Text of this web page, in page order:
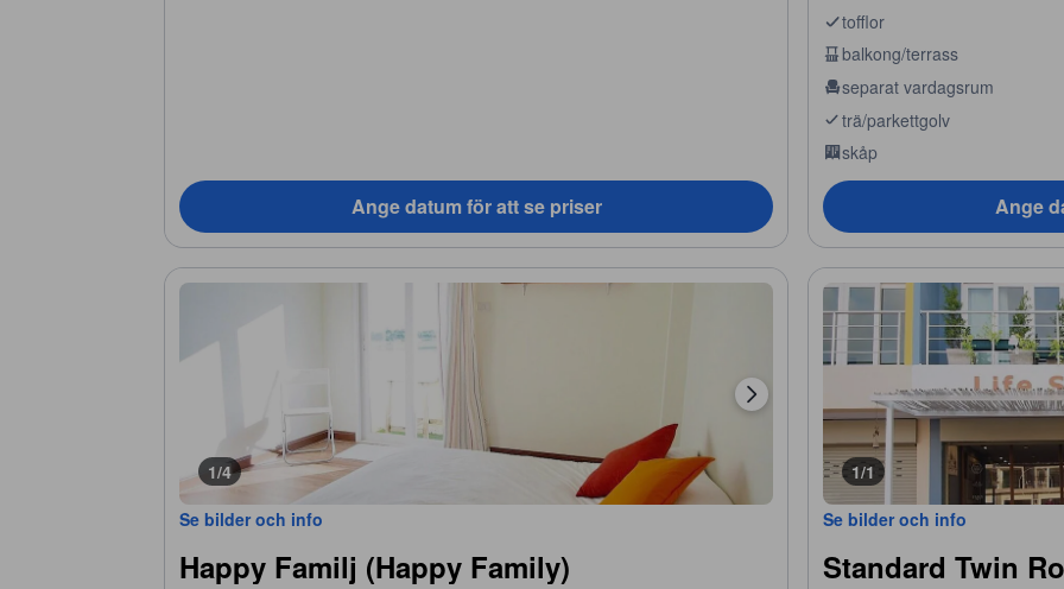
Ange datum för att se priser
tofflor
balkong/terrass
separat vardagsrum
trä/parkettgolv
skåp
Ange
1/4
Se bilder och info
Happy Familj (Happy Family)
1/1
Se bilder och info
Standard Twin